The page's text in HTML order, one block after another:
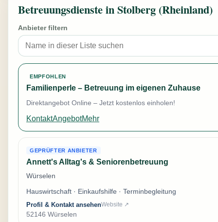
Betreuungsdienste in Stolberg (Rheinland)
Anbieter filtern
EMPFOHLEN
Familienperle – Betreuung im eigenen Zuhause
Direktangebot Online – Jetzt kostenlos einholen!
KontaktAngebotMehr
GEPRÜFTER ANBIETER
Annett's Alltag's & Seniorenbetreuung
Würselen
Hauswirtschaft · Einkaufshilfe · Terminbegleitung
Profil & Kontakt ansehenWebsite ↗
52146 Würselen